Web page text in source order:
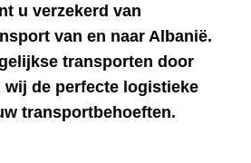
u verzekerd van
van en naar Albanië.
transporten door
wij de perfecte logistieke
transportbehoeften.